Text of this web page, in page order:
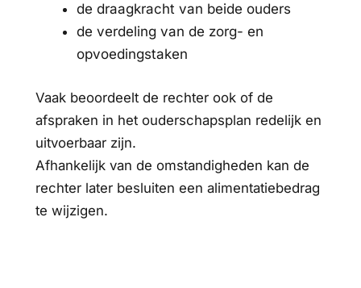
de draagkracht van beide ouders
de verdeling van de zorg- en
opvoedingstaken
Vaak beoordeelt de rechter ook of de
afspraken in het ouderschapsplan redelijk en
uitvoerbaar zijn.
Afhankelijk van de omstandigheden kan de
rechter later besluiten een alimentatiebedrag
te wijzigen.